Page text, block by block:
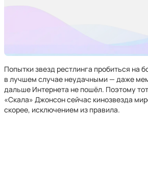
Попытки звезд рестлинга пробиться на
в лучшем случае неудачными — даже
дальше Интернета не пошёл. Поэтому
«Скала» Джонсон сейчас кинозвезда
скорее, исключением из правила.